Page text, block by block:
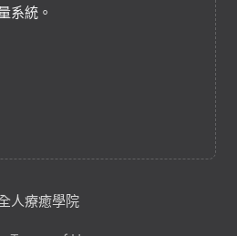
系統。
人療癒學院